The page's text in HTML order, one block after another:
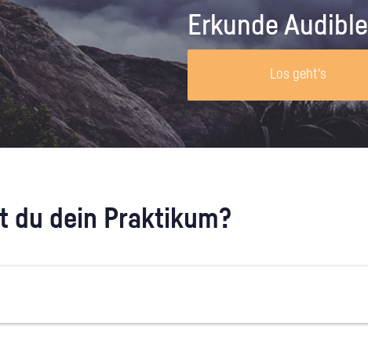
Unternehmen lohnt, wie man sich
vorbereitet und wie ein Vorab-Anruf
abläuft.
Erkunde Audible
Los geht's
du dein Praktikum?